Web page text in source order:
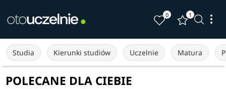
0 1
Studia Kierunki studiów Uczelnie Matura
POLECANE DLA CIEBIE